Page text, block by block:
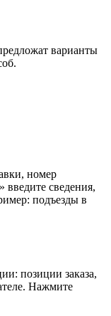
варианты
номер
введите сведения,
подъезды в
позиции заказа,
Нажмите